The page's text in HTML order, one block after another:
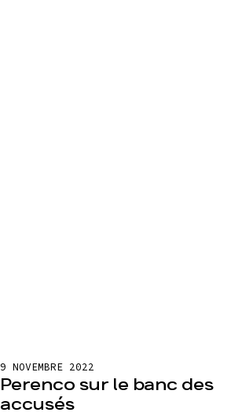
9 NOVEMBRE 2022
Perenco sur le banc des
accusés